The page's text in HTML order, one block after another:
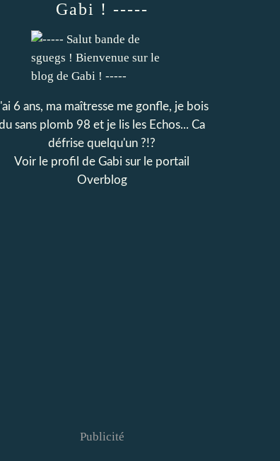
Gabi ! -----
6 ans, ma maîtresse me gonfle, je bois
sans plomb 98 et je lis les Echos... Ca
défrise quelqu'un ?!?
Voir le profil de Gabi sur le portail
Overblog
Publicité